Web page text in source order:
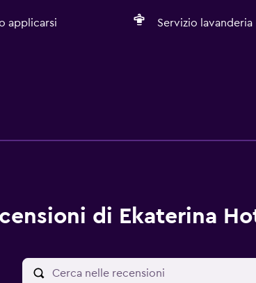
applicarsi
Servizio lavanderia
di Ekaterina